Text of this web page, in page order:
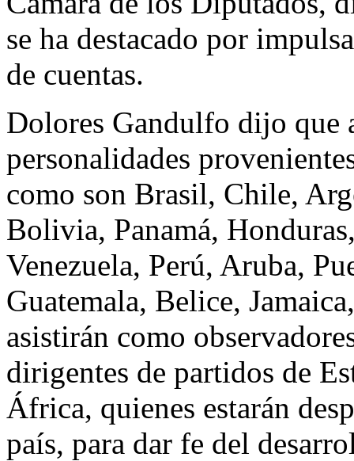
se ha destacado por
de cuentas.
Dolores Gandulfo dijo que
personalidades
como son Brasil, Chile,
Bolivia, Panamá,
Venezuela, Perú, Aruba,
Guatemala, Belice,
asistirán como
dirigentes de partidos de
África, quienes estarán
país, para dar fe del